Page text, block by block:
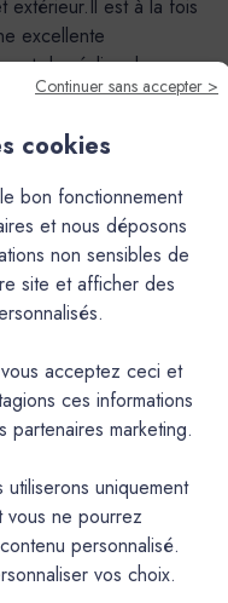
extérieur.Il est à la fois
excellente
de réaliser le
trés esthétique
fait un produit
extérieur.Cependant,
poudre à mélanger
le produit en extérieur
version
déconseillée à
AGAVE, ALBERTE,
CAFOUCH,
ECUME, FADA,
JOUBARBE,
MON
SARTINE,
peuvent être utilisées à
(Isolation Thermique
CAGOLE,
FRIOUL,
Continuer sans accepter >
cookies
bon fonctionnement
et nous déposons
non sensibles de
site et afficher des
acceptez ceci et
ces informations
partenaires marketing.
uniquement
vous ne pourrez
personnalisé.
vos choix.